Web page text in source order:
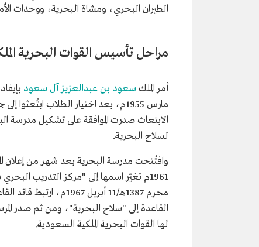
الطيران البحري، ومشاة البحرية، ووحدات
مراحل تأسيس القوات البحرية
أمر الملك سعود بن عبدالعزيز آل سعود
مارس 1955م، بعد اختيار الطلاب
لسلاح البحرية.
1961م تغيّر اسمها إلى "مركز التدريب البحري في
محرم 1387هـ/11 أبريل
لها القوات البحرية الملكية السعودية.